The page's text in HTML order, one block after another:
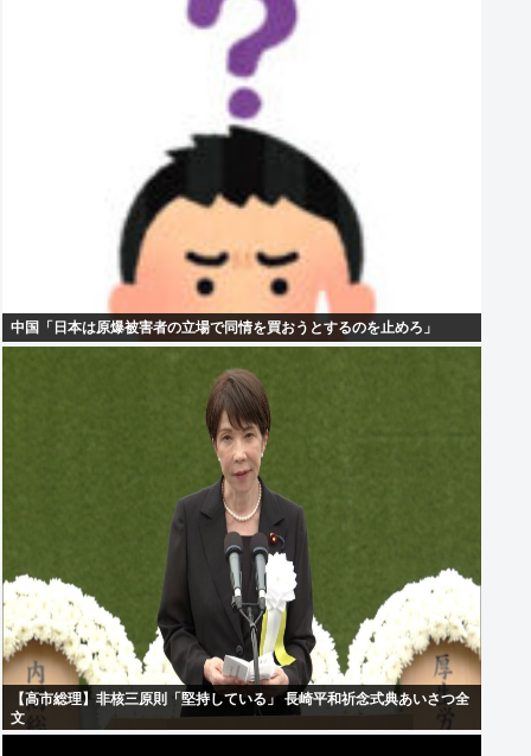
中国「日本は原爆被害者の立場で同情を買おうとするのを止めろ」
【高市総理】非核三原則「堅持している」 長崎平和祈念式典あいさつ全
文